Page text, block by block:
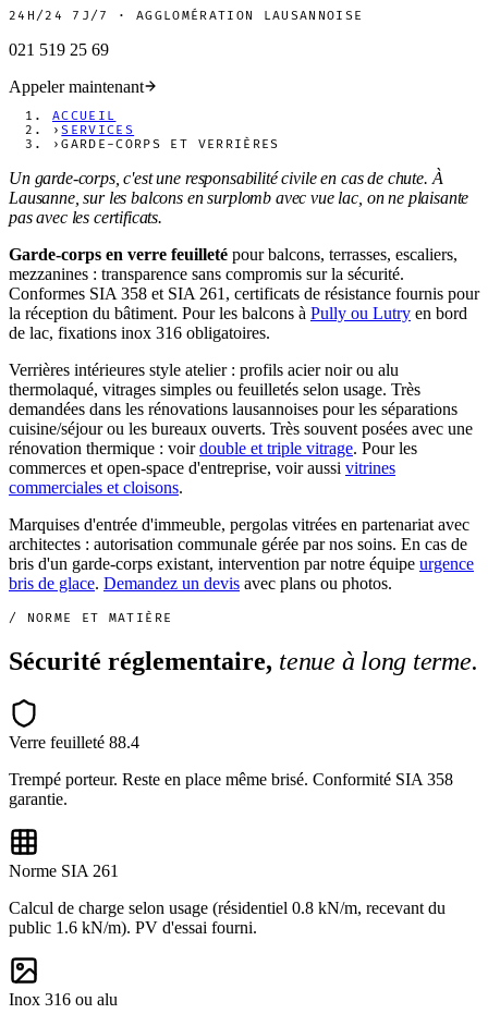
24H/24 7J/7 · AGGLOMÉRATION LAUSANNOISE
021 519 25 69
Appeler maintenant
ACCUEIL
›SERVICES
›GARDE-CORPS ET VERRIÈRES
Un garde-corps, c'est une responsabilité civile en cas de chute. À
Lausanne, sur les balcons en surplomb avec vue lac, on ne plaisante
pas avec les certificats.
Garde-corps en verre feuilleté pour balcons, terrasses, escaliers,
mezzanines : transparence sans compromis sur la sécurité.
Conformes SIA 358 et SIA 261, certificats de résistance fournis pour
la réception du bâtiment. Pour les balcons à Pully ou Lutry en bord
de lac, fixations inox 316 obligatoires.
Verrières intérieures style atelier : profils acier noir ou alu
thermolaqué, vitrages simples ou feuilletés selon usage. Très
demandées dans les rénovations lausannoises pour les séparations
cuisine/séjour ou les bureaux ouverts. Très souvent posées avec une
rénovation thermique : voirdouble et triple vitrage. Pour les
commerces et open-space d'entreprise, voir aussi vitrines
commerciales et cloisons.
Marquises d'entrée d'immeuble, pergolas vitrées en partenariat avec
architectes : autorisation communale gérée par nos soins. En cas de
bris d'un garde-corps existant, intervention par notre équipe urgence
bris de glace. Demandez un devis avec plans ou photos.
/ NORME ET MATIÈRE
Sécurité réglementaire, tenue à long terme.
Verre feuilleté 88.4
Trempé porteur. Reste en place même brisé. Conformité SIA 358
garantie.
Norme SIA 261
Calcul de charge selon usage (résidentiel 0.8 kN/m, recevant du
public 1.6 kN/m). PV d'essai fourni.
Inox 316 ou alu